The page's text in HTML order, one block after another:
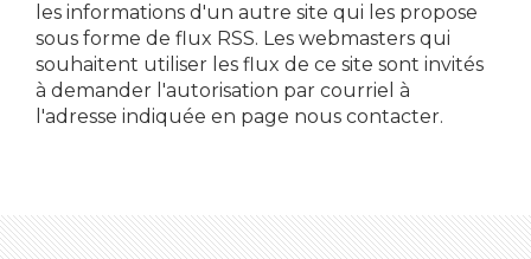
les informations d'un autre site qui les propose
sous forme de flux RSS. Les webmasters qui
souhaitent utiliser les flux de ce site sont invités
à demander l'autorisation par courriel à
l'adresse indiquée en page nous contacter.